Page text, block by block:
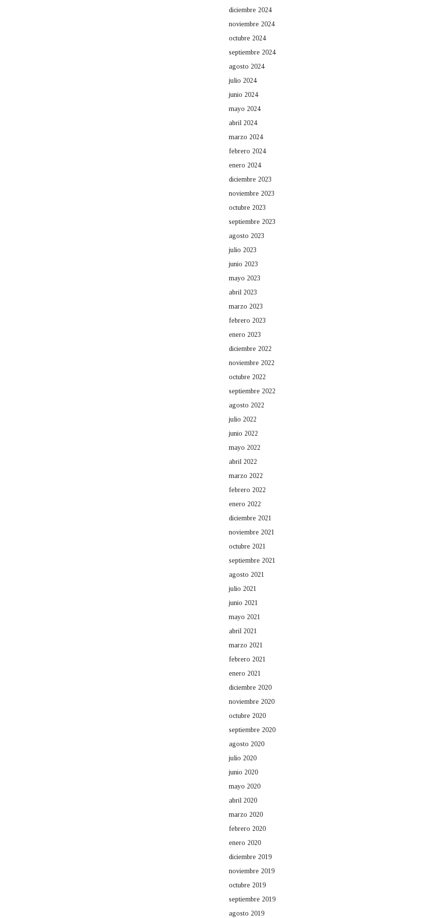
diciembre 2024
noviembre 2024
octubre 2024
septiembre 2024
agosto 2024
julio 2024
junio 2024
mayo 2024
abril 2024
marzo 2024
febrero 2024
enero 2024
diciembre 2023
noviembre 2023
octubre 2023
septiembre 2023
agosto 2023
julio 2023
junio 2023
mayo 2023
abril 2023
marzo 2023
febrero 2023
enero 2023
diciembre 2022
noviembre 2022
octubre 2022
septiembre 2022
agosto 2022
julio 2022
junio 2022
mayo 2022
abril 2022
marzo 2022
febrero 2022
enero 2022
diciembre 2021
noviembre 2021
octubre 2021
septiembre 2021
agosto 2021
julio 2021
junio 2021
mayo 2021
abril 2021
marzo 2021
febrero 2021
enero 2021
diciembre 2020
noviembre 2020
octubre 2020
septiembre 2020
agosto 2020
julio 2020
junio 2020
mayo 2020
abril 2020
marzo 2020
febrero 2020
enero 2020
diciembre 2019
noviembre 2019
octubre 2019
septiembre 2019
agosto 2019